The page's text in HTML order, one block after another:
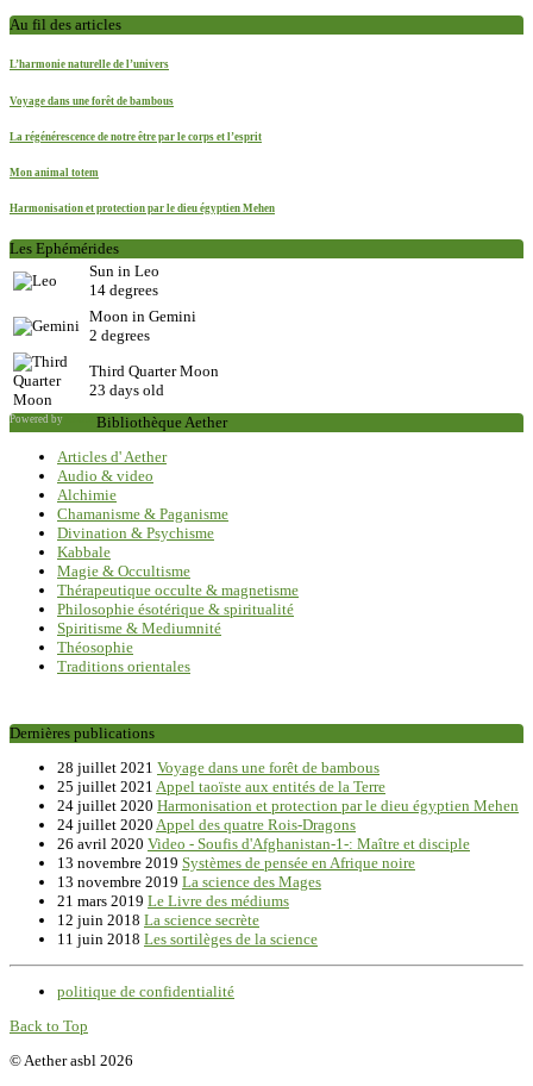
Au fil des articles
L’harmonie naturelle de l’univers
Voyage dans une forêt de bambous
La régénérescence de notre être par le corps et l’esprit
Mon animal totem
Harmonisation et protection par le dieu égyptien Mehen
Les Ephémérides
Sun in Leo
14 degrees
Moon in Gemini
2 degrees
Third Quarter Moon
23 days old
Powered by
Bibliothèque Aether
Articles d' Aether
Audio & video
Alchimie
Chamanisme & Paganisme
Divination & Psychisme
Kabbale
Magie & Occultisme
Thérapeutique occulte & magnetisme
Philosophie ésotérique & spiritualité
Spiritisme & Mediumnité
Théosophie
Traditions orientales
Dernières publications
28 juillet 2021 Voyage dans une forêt de bambous
25 juillet 2021 Appel taoïste aux entités de la Terre
24 juillet 2020 Harmonisation et protection par le dieu égyptien Mehen
24 juillet 2020 Appel des quatre Rois-Dragons
26 avril 2020 Video - Soufis d'Afghanistan-1-: Maître et disciple
13 novembre 2019 Systèmes de pensée en Afrique noire
13 novembre 2019 La science des Mages
21 mars 2019 Le Livre des médiums
12 juin 2018 La science secrète
11 juin 2018 Les sortilèges de la science
politique de confidentialité
Back to Top
© Aether asbl 2026